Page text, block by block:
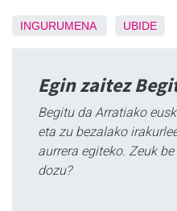
INGURUMENA UBIDE
Egin zaitez
Begitu da Arratiako
eta zu bezalako
aurrera egiteko. Zeuk
dozu?